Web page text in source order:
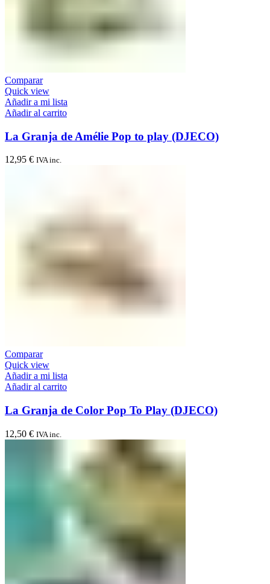
Comparar
Quick view
Añadir a mi lista
Añadir al carrito
La Granja de Amélie Pop to play (DJECO)
12,95 € IVA inc.
Comparar
Quick view
Añadir a mi lista
Añadir al carrito
La Granja de Color Pop To Play (DJECO)
12,50 € IVA inc.